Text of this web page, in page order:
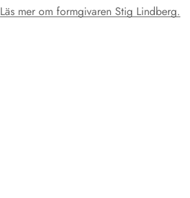
Läs mer om formgivaren Stig Lindberg.